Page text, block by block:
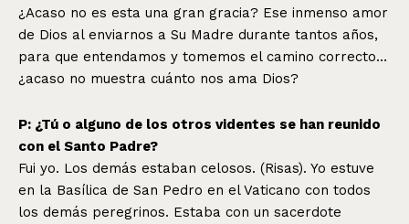
¿Acaso no es esta una gran gracia? Ese inmenso amor
de Dios al enviarnos a Su Madre durante tantos años,
para que entendamos y tomemos el camino correcto…
¿acaso no muestra cuánto nos ama Dios?
P: ¿Tú o alguno de los otros videntes se han reunido
con el Santo Padre?
Fui yo. Los demás estaban celosos. (Risas). Yo estuve
en la Basílica de San Pedro en el Vaticano con todos
los demás peregrinos. Estaba con un sacerdote